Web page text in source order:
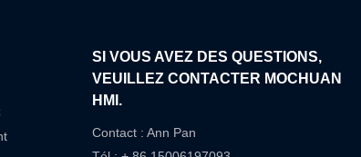
SI VOUS AVEZ DES QUESTIONS,
VEUILLEZ CONTACTER MOCHUAN
HMI.
Contact : Ann Pan